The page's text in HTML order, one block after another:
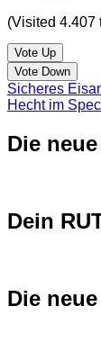
(Visited 4.407
Vote Up
Vote Down
Sicheres
Hecht im
Die
Dein
Die